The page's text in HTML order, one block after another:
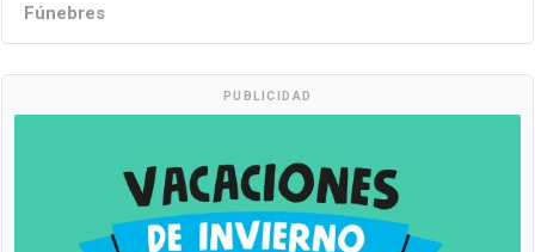
Fúnebres
PUBLICIDAD